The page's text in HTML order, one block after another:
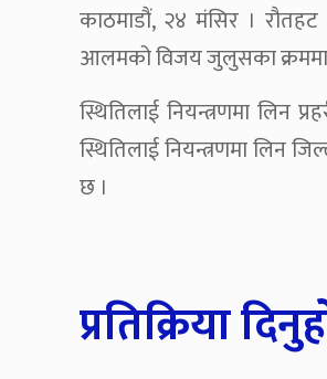
काठमाडौं, २४ मंसिर ।
आलमको विजय जुलुसका क्रममा
स्थितिलाई नियन्त्रणमा लिन
स्थितिलाई नियन्त्रणमा लिन
छ ।
प्रतिक्रिया